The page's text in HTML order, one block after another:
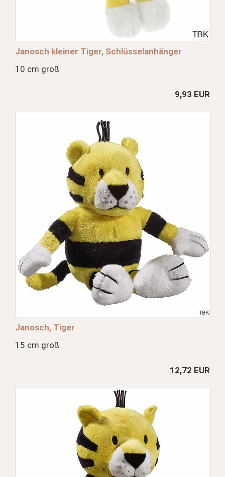
Janosch kleiner Tiger, Schlüsselanhänger
10 cm groß
9,93 EUR
Janosch, Tiger
15 cm groß
12,72 EUR